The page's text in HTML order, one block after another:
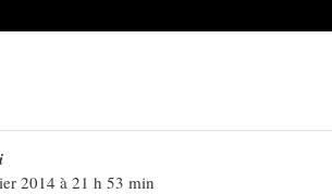
2014 à 21 h 53 min